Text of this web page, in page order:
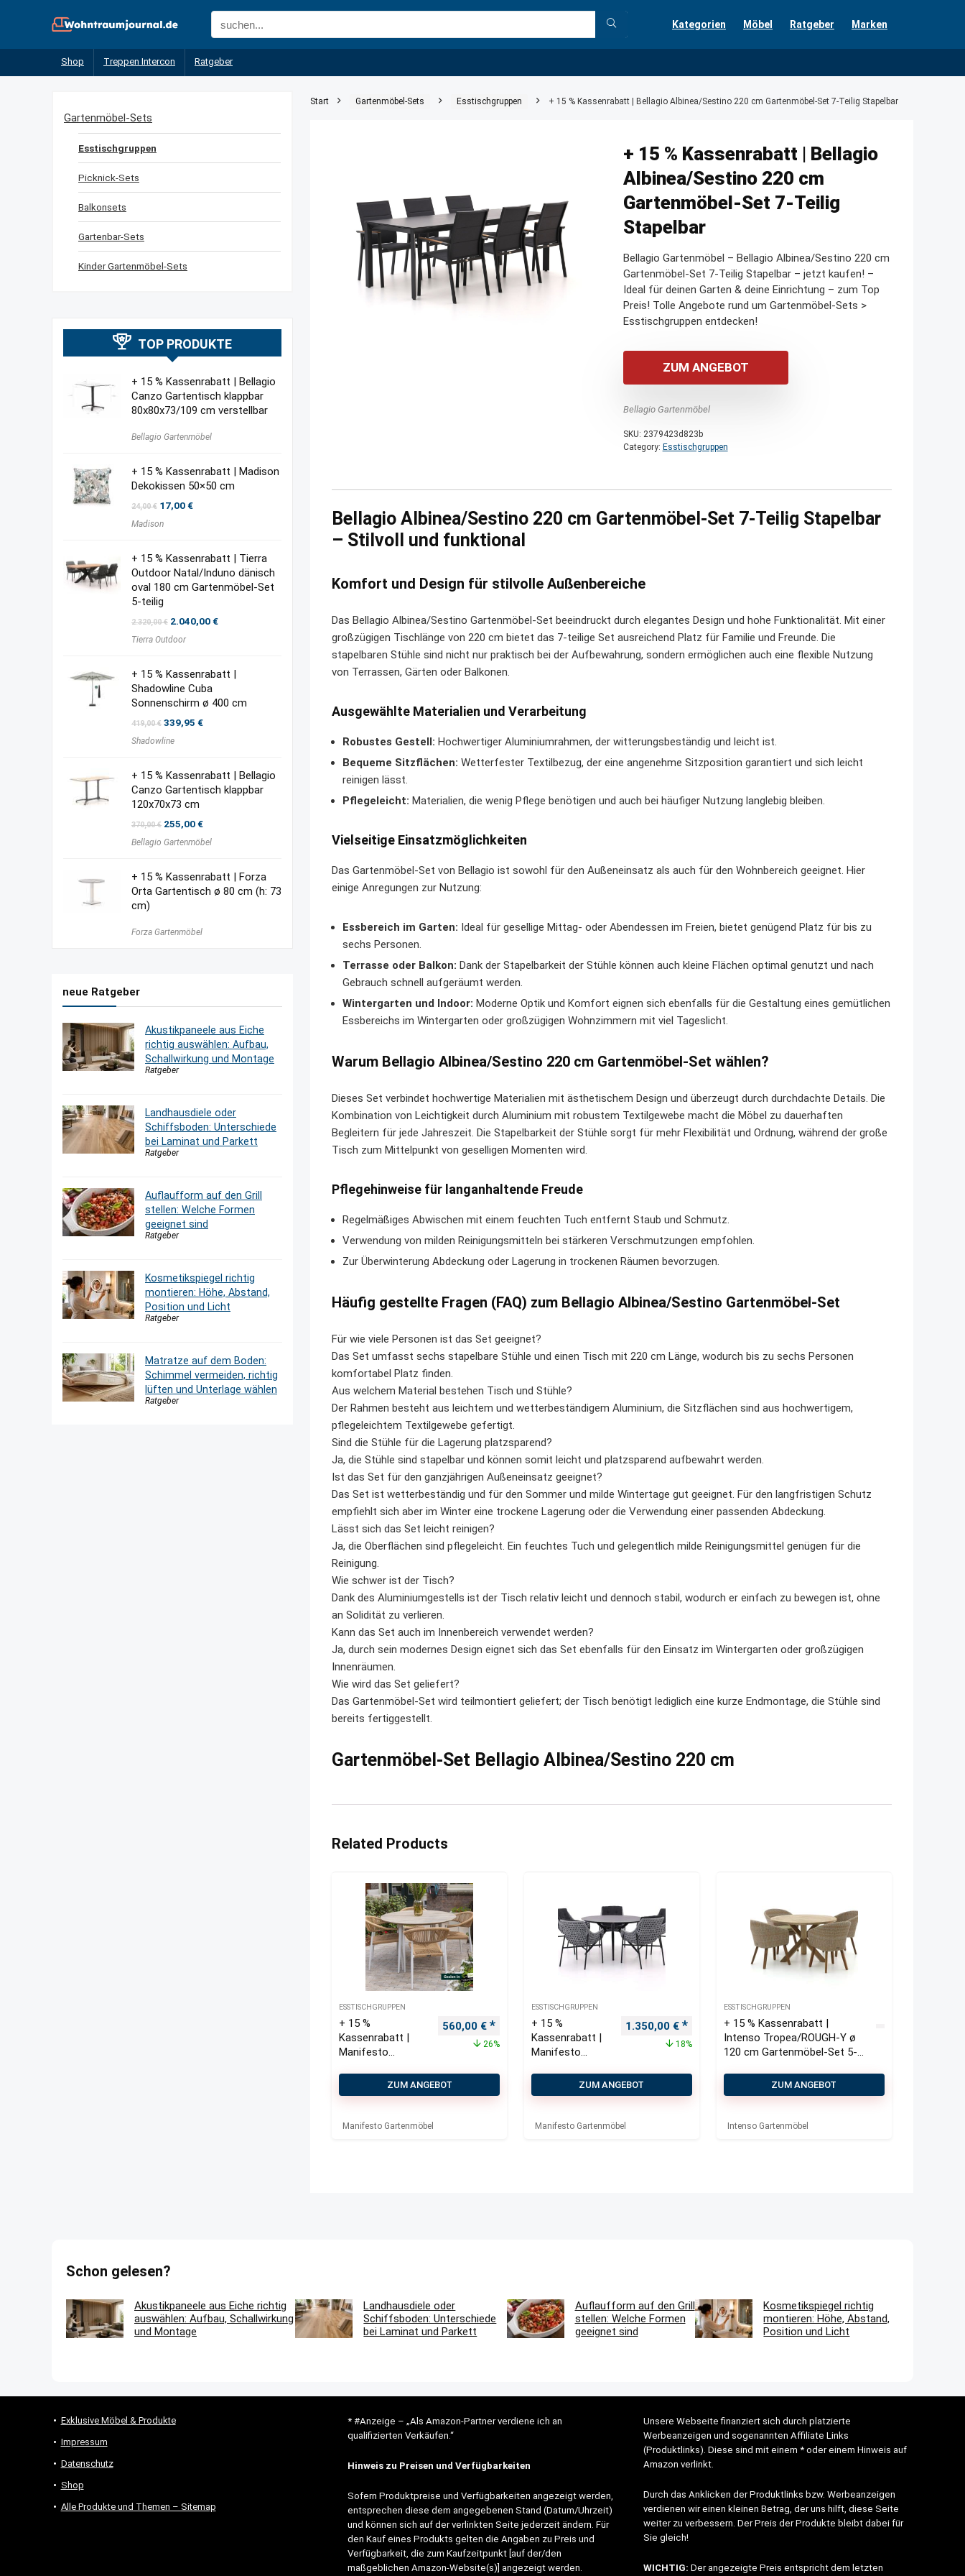
Kategorien Möbel Ratgeber Marken
Shop Treppen Intercon Ratgeber
Start Gartenmöbel-Sets Esstischgruppen + 15 % Kassenrabatt | Bellagio Albinea/Sestino 220 cm Gartenmöbel-Set 7-Teilig Stapelbar
+ 15 % Kassenrabatt | Bellagio
Albinea/Sestino 220 cm
Gartenmöbel-Set 7-Teilig
Stapelbar
Bellagio Gartenmöbel – Bellagio Albinea/Sestino 220 cm
Gartenmöbel-Set 7-Teilig Stapelbar – jetzt kaufen! –
Ideal für deinen Garten & deine Einrichtung – zum Top
Preis! Tolle Angebote rund um Gartenmöbel-Sets >
Esstischgruppen entdecken!
ZUM ANGEBOT
Bellagio Gartenmöbel
SKU: 2379423d823b
Category: Esstischgruppen
Bellagio Albinea/Sestino 220 cm Gartenmöbel-Set 7-Teilig Stapelbar
– Stilvoll und funktional
Komfort und Design für stilvolle Außenbereiche
Das Bellagio Albinea/Sestino Gartenmöbel-Set beeindruckt durch elegantes Design und hohe Funktionalität. Mit einer
großzügigen Tischlänge von 220 cm bietet das 7-teilige Set ausreichend Platz für Familie und Freunde. Die
stapelbaren Stühle sind nicht nur praktisch bei der Aufbewahrung, sondern ermöglichen auch eine flexible Nutzung
von Terrassen, Gärten oder Balkonen.
Ausgewählte Materialien und Verarbeitung
Robustes Gestell: Hochwertiger Aluminiumrahmen, der witterungsbeständig und leicht ist.
Bequeme Sitzflächen: Wetterfester Textilbezug, der eine angenehme Sitzposition garantiert und sich leicht
reinigen lässt.
Pflegeleicht: Materialien, die wenig Pflege benötigen und auch bei häufiger Nutzung langlebig bleiben.
Vielseitige Einsatzmöglichkeiten
Das Gartenmöbel-Set von Bellagio ist sowohl für den Außeneinsatz als auch für den Wohnbereich geeignet. Hier
einige Anregungen zur Nutzung:
Essbereich im Garten: Ideal für gesellige Mittag- oder Abendessen im Freien, bietet genügend Platz für bis zu
sechs Personen.
Terrasse oder Balkon: Dank der Stapelbarkeit der Stühle können auch kleine Flächen optimal genutzt und nach
Gebrauch schnell aufgeräumt werden.
Wintergarten und Indoor: Moderne Optik und Komfort eignen sich ebenfalls für die Gestaltung eines gemütlichen
Essbereichs im Wintergarten oder großzügigen Wohnzimmern mit viel Tageslicht.
Warum Bellagio Albinea/Sestino 220 cm Gartenmöbel-Set wählen?
Dieses Set verbindet hochwertige Materialien mit ästhetischem Design und überzeugt durch durchdachte Details. Die
Kombination von Leichtigkeit durch Aluminium mit robustem Textilgewebe macht die Möbel zu dauerhaften
Begleitern für jede Jahreszeit. Die Stapelbarkeit der Stühle sorgt für mehr Flexibilität und Ordnung, während der große
Tisch zum Mittelpunkt von geselligen Momenten wird.
Pflegehinweise für langanhaltende Freude
Regelmäßiges Abwischen mit einem feuchten Tuch entfernt Staub und Schmutz.
Verwendung von milden Reinigungsmitteln bei stärkeren Verschmutzungen empfohlen.
Zur Überwinterung Abdeckung oder Lagerung in trockenen Räumen bevorzugen.
Häufig gestellte Fragen (FAQ) zum Bellagio Albinea/Sestino Gartenmöbel-Set
Für wie viele Personen ist das Set geeignet?
Das Set umfasst sechs stapelbare Stühle und einen Tisch mit 220 cm Länge, wodurch bis zu sechs Personen
komfortabel Platz finden.
Aus welchem Material bestehen Tisch und Stühle?
Der Rahmen besteht aus leichtem und wetterbeständigem Aluminium, die Sitzflächen sind aus hochwertigem,
pflegeleichtem Textilgewebe gefertigt.
Sind die Stühle für die Lagerung platzsparend?
Ja, die Stühle sind stapelbar und können somit leicht und platzsparend aufbewahrt werden.
Ist das Set für den ganzjährigen Außeneinsatz geeignet?
Das Set ist wetterbeständig und für den Sommer und milde Wintertage gut geeignet. Für den langfristigen Schutz
empfiehlt sich aber im Winter eine trockene Lagerung oder die Verwendung einer passenden Abdeckung.
Lässt sich das Set leicht reinigen?
Ja, die Oberflächen sind pflegeleicht. Ein feuchtes Tuch und gelegentlich milde Reinigungsmittel genügen für die
Reinigung.
Wie schwer ist der Tisch?
Dank des Aluminiumgestells ist der Tisch relativ leicht und dennoch stabil, wodurch er einfach zu bewegen ist, ohne
an Solidität zu verlieren.
Kann das Set auch im Innenbereich verwendet werden?
Ja, durch sein modernes Design eignet sich das Set ebenfalls für den Einsatz im Wintergarten oder großzügigen
Innenräumen.
Wie wird das Set geliefert?
Das Gartenmöbel-Set wird teilmontiert geliefert; der Tisch benötigt lediglich eine kurze Endmontage, die Stühle sind
bereits fertiggestellt.
Gartenmöbel-Set Bellagio Albinea/Sestino 220 cm
Related Products
ESSTISCHGRUPPEN
+ 15 %
Kassenrabatt |
Manifesto
Gartenmöbel-Set
Ursprünglicher Preis war: 760,00 €
560,00 € Aktueller Preis ist: 560,00 €.
26%
ZUM ANGEBOT
Manifesto Gartenmöbel
ESSTISCHGRUPPEN
+ 15 %
Kassenrabatt |
Manifesto
Gartenmöbel-
Ursprünglicher Preis war: 1.650,00 €
1.350,00 € Aktueller Preis ist: 1.350,00 €.
18%
ZUM ANGEBOT
Manifesto Gartenmöbel
ESSTISCHGRUPPEN
+ 15 % Kassenrabatt |
Intenso Tropea/ROUGH-Y ø
120 cm Gartenmöbel-Set 5-
ZUM ANGEBOT
Intenso Gartenmöbel
Gartenmöbel-Sets
Esstischgruppen
Picknick-Sets
Balkonsets
Gartenbar-Sets
Kinder Gartenmöbel-Sets
TOP PRODUKTE
+ 15 % Kassenrabatt | Bellagio
Canzo Gartentisch klappbar
80x80x73/109 cm verstellbar
Bellagio Gartenmöbel
+ 15 % Kassenrabatt | Madison
Dekokissen 50×50 cm
24,00€ Ursprünglicher
war:
17,00€Aktueller
Madison
+ 15 % Kassenrabatt | Tierra
Outdoor Natal/Induno dänisch
oval 180 cm Gartenmöbel-Set
5-teilig
2.320,00€ Ursprünglicher
war:
2.040,00€Aktueller
Tierra Outdoor
+ 15 % Kassenrabatt |
Shadowline Cuba
Sonnenschirm ø 400 cm
419,00€ Ursprünglicher
war:
339,95 €Aktueller
Shadowline
+ 15 % Kassenrabatt | Bellagio
Canzo Gartentisch klappbar
120x70x73 cm
370,00€ Ursprünglicher
war:
255,00€Aktueller
ist:
Bellagio Gartenmöbel
+ 15 % Kassenrabatt | Forza
Orta Gartentisch ø 80 cm (h: 73
cm)
Forza Gartenmöbel
neue Ratgeber
Akustikpaneele aus Eiche
richtig auswählen: Aufbau,
Schallwirkung und Montage
Ratgeber
Landhausdiele oder
Schiffsboden: Unterschiede
bei Laminat und Parkett
Ratgeber
Auflaufform auf den Grill
stellen: Welche Formen
geeignet sind
Ratgeber
Kosmetikspiegel richtig
montieren: Höhe, Abstand,
Position und Licht
Ratgeber
Matratze auf dem Boden:
Schimmel vermeiden, richtig
lüften und Unterlage wählen
Ratgeber
Schon gelesen?
Akustikpaneele aus Eiche richtig
auswählen: Aufbau, Schallwirkung
und Montage
Landhausdiele oder
Schiffsboden: Unterschiede
bei Laminat und Parkett
Auflaufform auf den Grill
stellen: Welche Formen
geeignet sind
Kosmetikspiegel richtig
montieren: Höhe, Abstand,
Position und Licht
Exklusive Möbel & Produkte
Impressum
Datenschutz
Shop
Alle Produkte und Themen – Sitemap
* #Anzeige – „Als Amazon-Partner verdiene ich an
qualifizierten Verkäufen.“
Hinweis zu Preisen und Verfügbarkeiten
Sofern Produktpreise und Verfügbarkeiten angezeigt werden,
entsprechen diese dem angegebenen Stand (Datum/Uhrzeit)
und können sich auf der verlinkten Seite jederzeit ändern. Für
den Kauf eines Produkts gelten die Angaben zu Preis und
Verfügbarkeit, die zum Kaufzeitpunkt [auf der/den
maßgeblichen Amazon-Website(s)] angezeigt werden.
Unsere Webseite finanziert sich durch platzierte
Werbeanzeigen und sogenannten Affiliate Links
(Produktlinks). Diese sind mit einem * oder einem Hinweis auf
Amazon verlinkt.
Durch das Anklicken der Produktlinks bzw. Werbeanzeigen
verdienen wir einen kleinen Betrag, der uns hilft, diese Seite
weiter zu verbessern. Der Preis der Produkte bleibt dabei für
Sie gleich!
WICHTIG: Der angezeigte Preis entspricht dem letzten